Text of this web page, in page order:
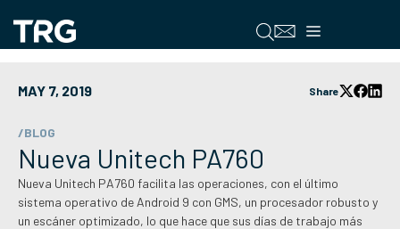
contenido
Menú
MAY 7, 2019 Share
/BLOG
Nueva Unitech PA760
Nueva Unitech PA760 facilita las operaciones, con el último
sistema operativo de Android 9 con GMS, un procesador robusto y
un escáner optimizado, lo que hace que sus días de trabajo más